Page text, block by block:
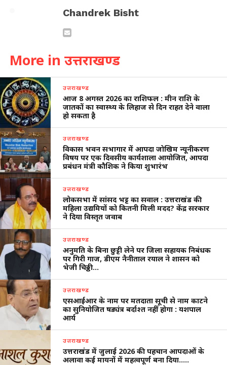
Chandrek Bisht
More in उत्तराखण्ड
उत्तराखण्ड
आज 8 अगस्त 2026 का राशिफल : मीन राशि के
जातकों का स्वास्थ्य के लिहाज से दिन राहत देने वाला
हो सकता है
उत्तराखण्ड
विकास भवन सभागार में आपदा जोखिम न्यूनीकरण
विषय पर एक दिवसीय कार्यशाला आयोजित, आपदा
प्रबंधन मंत्री कौशिक ने किया शुभारंभ
उत्तराखण्ड
लोकसभा में सांसद भट्ट का सवाल : उत्तराखंड की
महिला उद्यमियों को कितनी मिली मदद? केंद्र सरकार
ने दिया विस्तृत जवाब
उत्तराखण्ड
अनुमति के बिना छुट्टी लेने पर जिला सहायक निबंधक
पर गिरी गाज, डीएम नैनीताल रयाल ने शासन को
भेजी चिठ्ठी…
उत्तराखण्ड
एसआईआर के नाम पर मतदाता सूची से नाम काटने
का सुनियोजित षड्यंत्र बर्दाश्त नहीं होगा : यशपाल
आर्य
उत्तराखण्ड
उत्तराखंड में जुलाई 2026 की पहचान आपदाओं के
अलावा कई मायनों में महत्वपूर्ण बना दिया…..